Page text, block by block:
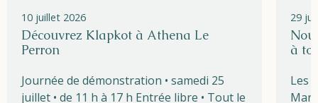
10 juillet 2026
Découvrez Klapkot à Athena Le
Perron
Journée de démonstration • samedi 25
juillet • de 11 h à 17 h Entrée libre • Tout le
29
à
Les